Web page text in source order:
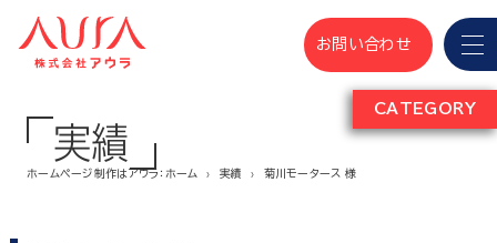
お問い合わせ
実績
ホームページ制作はアウラ：ホーム 実績 菊川モータース 様
CATEGORY